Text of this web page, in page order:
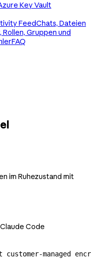
Key Vault
FeedChats, Dateien
Gruppen und
FAQ
im Ruhezustand mit
Code
managed